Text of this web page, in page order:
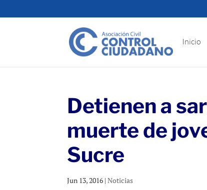
Inicio
Detienen a
muerte de
Sucre
Jun 13, 2016 |Noticias